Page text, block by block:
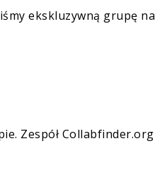
ekskluzywną grupę na
Zespół Collabfinder.org